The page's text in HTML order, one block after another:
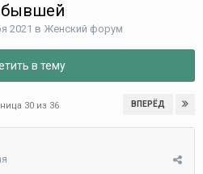
бывшей
2021 в Женский форум
в тему
ВПЕРЁД
30 из 36